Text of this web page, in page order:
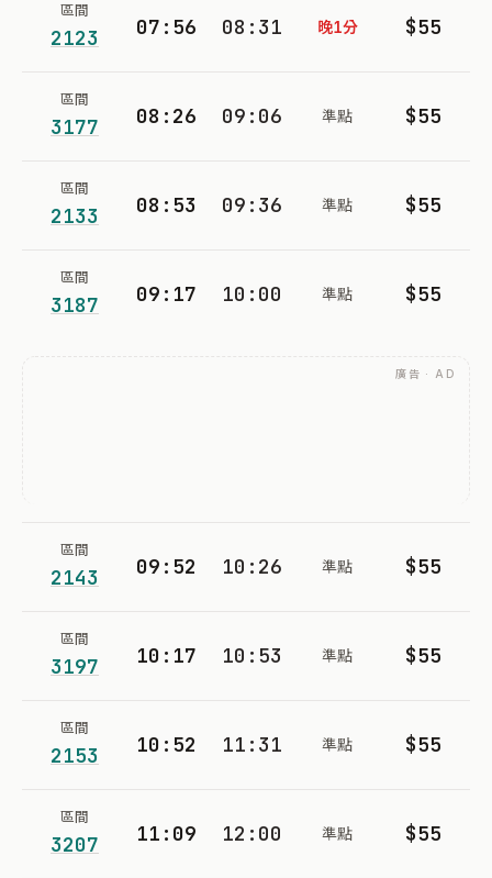
區間
2123 07:56 08:31 晚1分 $55
區間
3177 08:26 09:06 準點 $55
區間
2133 08:53 09:36 準點 $55
區間
3187 09:17 10:00 準點 $55
廣告 · AD
區間
2143 09:52 10:26 準點 $55
區間
3197 10:17 10:53 準點 $55
區間
2153 10:52 11:31 準點 $55
區間
3207 11:09 12:00 準點 $55